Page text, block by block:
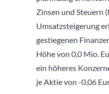
Zinsen und Steuern
Umsatzsteigerung
gestiegenen
Höhe von 0,0 Mio.
ein höheres
je Aktie von -0,06